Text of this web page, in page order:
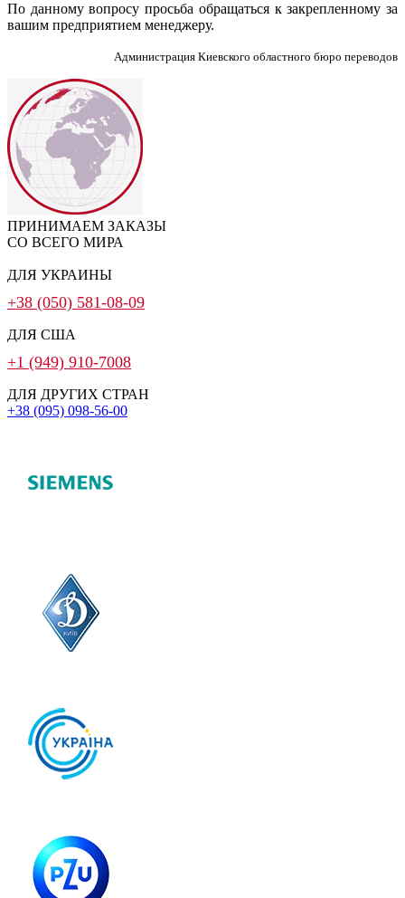
По данному вопросу просьба обращаться к закрепленному за
вашим предприятием менеджеру.
Администрация Киевского областного бюро переводов
ПРИНИМАЕМ ЗАКАЗЫ
СО ВСЕГО МИРА
ДЛЯ УКРАИНЫ
+38 (050) 581-08-09
ДЛЯ США
+1 (949) 910-7008
ДЛЯ ДРУГИХ СТРАН
+38 (095) 098-56-00